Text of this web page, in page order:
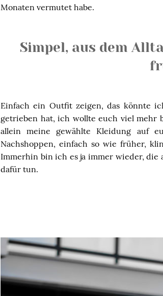
Monaten vermutet habe.
Simpel, aus dem
Einfach ein Outfit zeigen, das könnte
getrieben hat, ich wollte euch viel mehr
allein meine gewählte Kleidung auf
Nachshoppen, einfach so wie früher,
Immerhin bin ich es ja immer wieder, die
dafür tun.